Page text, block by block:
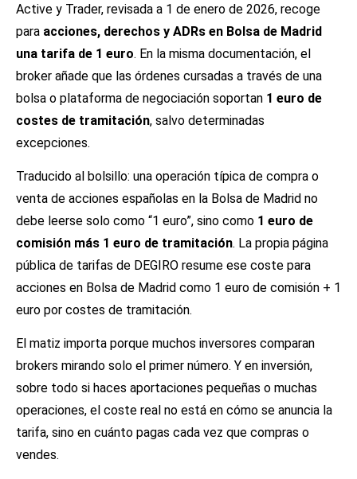
Active y Trader, revisada a 1 de enero de 2026, recoge
para acciones, derechos y ADRs en Bolsa de Madrid
una tarifa de 1 euro. En la misma documentación, el
broker añade que las órdenes cursadas a través de una
bolsa o plataforma de negociación soportan 1 euro de
costes de tramitación, salvo determinadas
excepciones.
Traducido al bolsillo: una operación típica de compra o
venta de acciones españolas en la Bolsa de Madrid no
debe leerse solo como “1 euro”, sino como 1 euro de
comisión más 1 euro de tramitación. La propia página
pública de tarifas de DEGIRO resume ese coste para
acciones en Bolsa de Madrid como 1 euro de comisión + 1
euro por costes de tramitación.
El matiz importa porque muchos inversores comparan
brokers mirando solo el primer número. Y en inversión,
sobre todo si haces aportaciones pequeñas o muchas
operaciones, el coste real no está en cómo se anuncia la
tarifa, sino en cuánto pagas cada vez que compras o
vendes.